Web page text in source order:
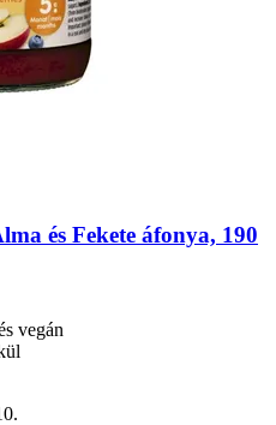
és Fekete áfonya, 190
vegán